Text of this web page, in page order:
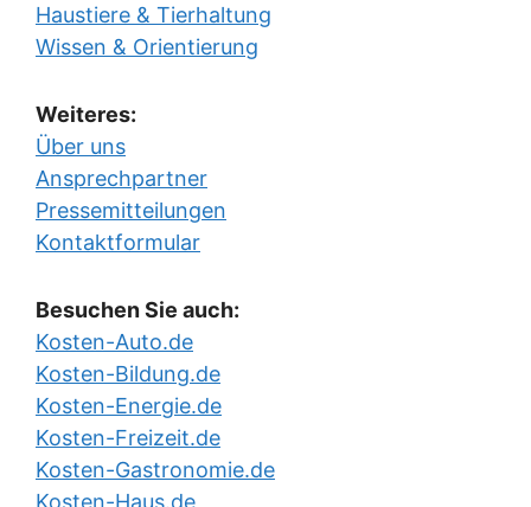
Haustiere & Tierhaltung
Wissen & Orientierung
Weiteres:
Über uns
Ansprechpartner
Pressemitteilungen
Kontaktformular
Besuchen Sie auch:
Kosten-Auto.de
Kosten-Bildung.de
Kosten-Energie.de
Kosten-Freizeit.de
Kosten-Gastronomie.de
Kosten-Haus.de